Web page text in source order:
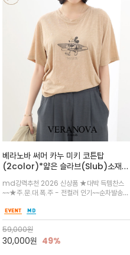
베라노바 써머 카누 미키 코튼탑
(2color)*얇은 슬라브(Slub)소재
하며, 몸에 잘 달라붙지 않아 쾌적
md강력추천 2026 신상품 ★대박 득템찬스
~~★주.문.대.폭.주 - 전컬러 인기~~순차발송중
드롭숄더 핏과 부드러운 라운드넥이 편안하며, 앞
면 캐릭터 프린트가 캐주얼한 포인트를 더해줍니
다.
59,000원
30,000원 49%